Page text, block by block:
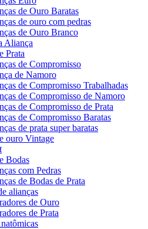
de Ouro Baratas
de ouro com pedras
de Ouro Branco
Aliança
Prata
de Compromisso
de Namoro
de Compromisso Trabalhadas
de Compromisso de Namoro
de Compromisso de Prata
de Compromisso Baratas
de prata super baratas
ouro Vintage
Bodas
com Pedras
de Bodas de Prata
alianças
de Ouro
de Prata